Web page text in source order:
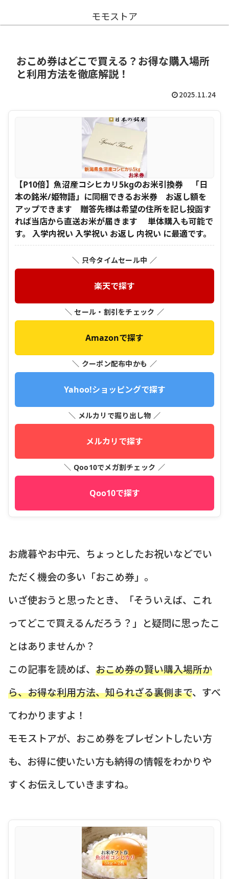
モモストア
おこめ券はどこで買える？お得な購入場所
と利用方法を徹底解説！
2025.11.24
【P10倍】魚沼産コシヒカリ5kgのお米引換券 「日
本の銘米/姫物語」に同梱できるお米券 お返し額を
アップできます 贈答先様は希望の住所を記し投函す
れば当店から直送お米が届きます 単体購入も可能で
す。 入学内祝い 入学祝い お返し 内祝い に最適です。
＼ 只今タイムセール中 ／
楽天で探す
＼ セール・割引をチェック ／
Amazonで探す
＼ クーポン配布中かも ／
Yahoo!ショッピングで探す
＼ メルカリで掘り出し物 ／
メルカリで探す
＼ Qoo10でメガ割チェック ／
Qoo10で探す
お歳暮やお中元、ちょっとしたお祝いなどでい
ただく機会の多い「おこめ券」。
いざ使おうと思ったとき、「そういえば、これ
ってどこで買えるんだろう？」と疑問に思ったこ
とはありませんか？
この記事を読めば、 おこめ券の賢い購入場所か
ら、お得な利用方法、知られざる裏側まで、すべ
てわかりますよ！
モモストアが、おこめ券をプレゼントしたい方
も、お得に使いたい方も納得の情報をわかりや
すくお伝えしていきますね。